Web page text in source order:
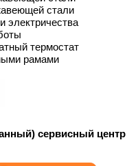
стали
электричества
термостат
рамами
сервисный центр